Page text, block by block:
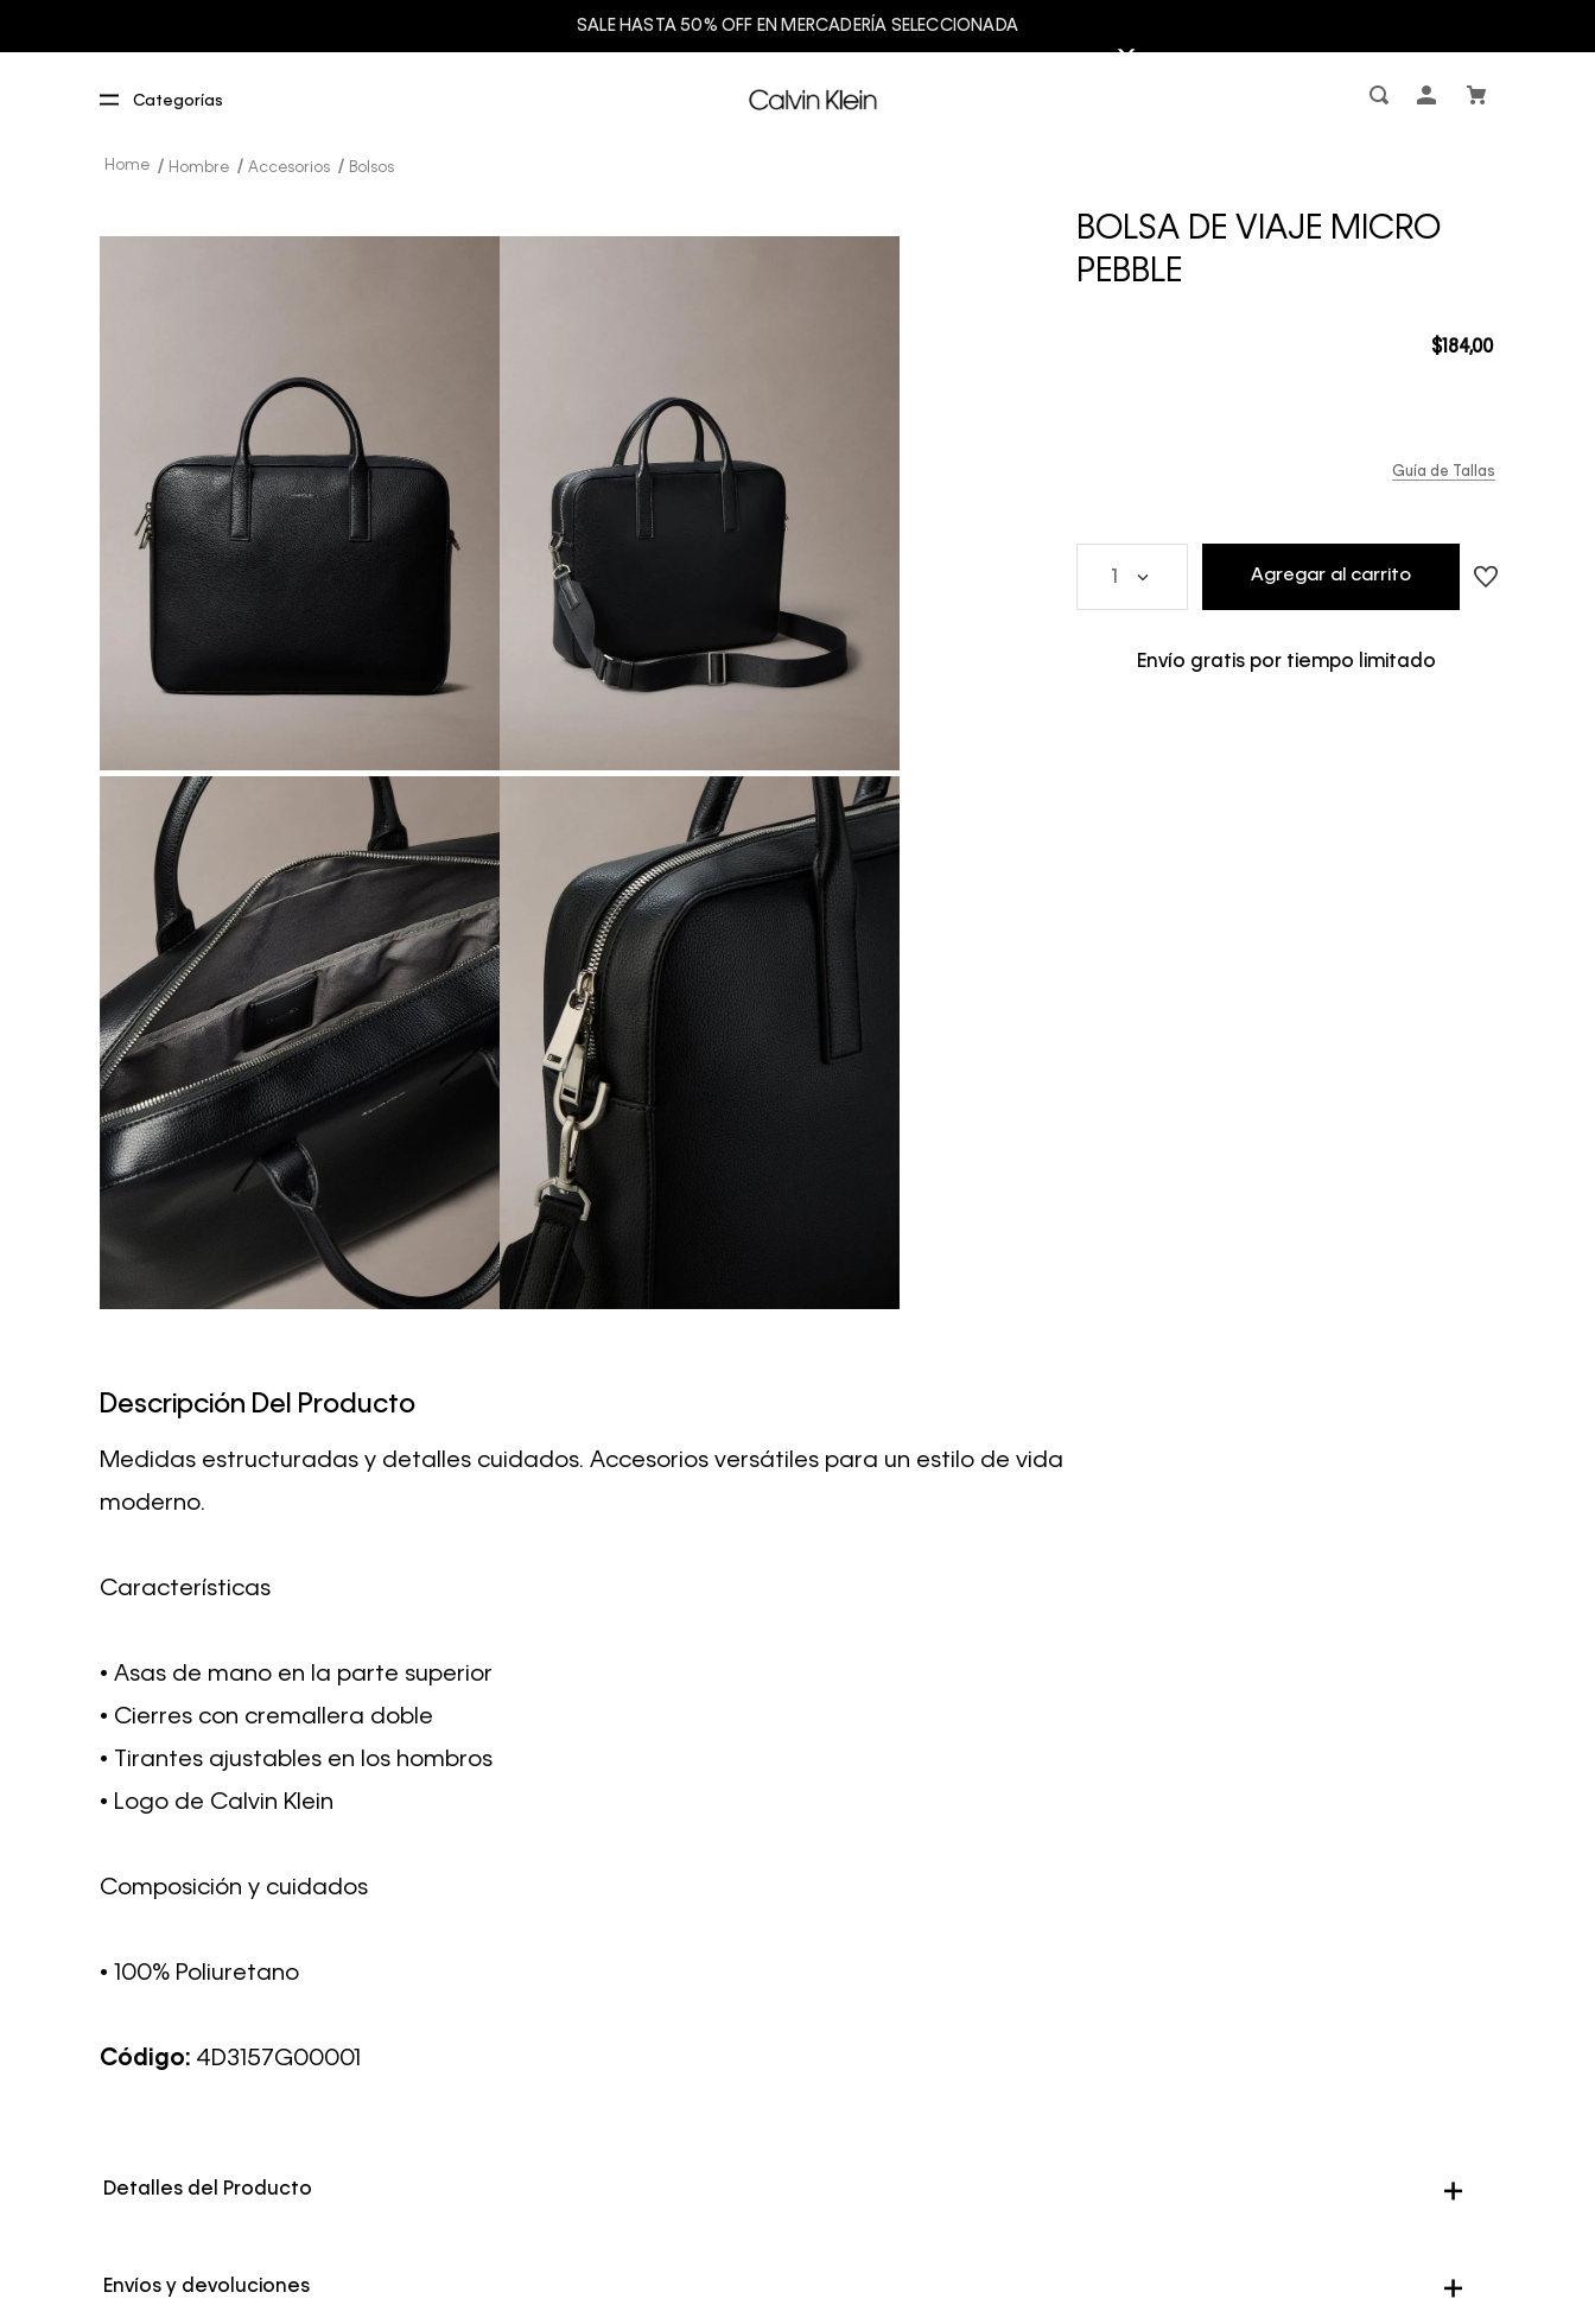
SALE HASTA 50% OFF EN MERCADERÍA SELECCIONADA
Hombre Accesorios Bolsos
BOLSA DE VIAJE MICRO
PEBBLE
$184,00
Guía de Tallas
Agregar al carrito
Envío gratis por tiempo limitado
Descripción Del Producto
Medidas estructuradas y detalles cuidados. Accesorios versátiles para un estilo de vida
moderno.
Características
• Asas de mano en la parte superior
• Cierres con cremallera doble
• Tirantes ajustables en los hombros
• Logo de Calvin Klein
Composición y cuidados
• 100% Poliuretano
Código: 4D3157G00001
Detalles del Producto
Color Negro
Envíos y devoluciones